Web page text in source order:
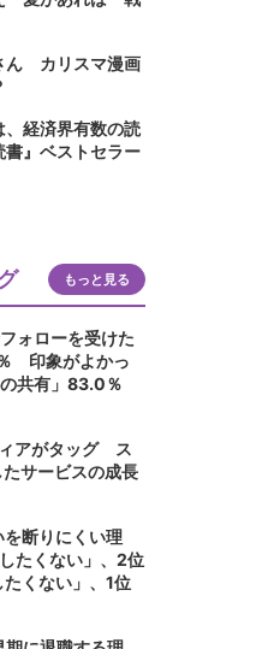
ん カリスマ漫画
経済界有数の読
』ベストセラー
もっと見る
ォローを受けた
印象がよかっ
の共有」83.0％
アがタッグ ス
サービスの成長
を断りにくい理
たくない」、2位
たくない」、1位